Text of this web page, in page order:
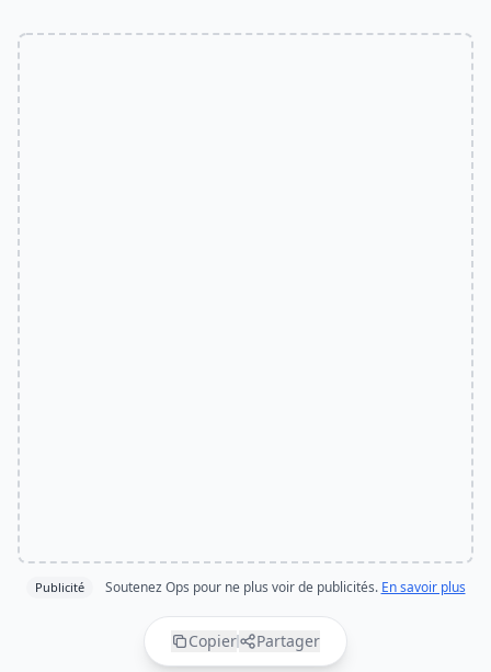
Publicité Soutenez Ops pour ne plus voir de publicités. En savoir plus
Copier Partager